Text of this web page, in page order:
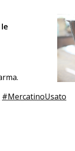
#MercatinoUsato